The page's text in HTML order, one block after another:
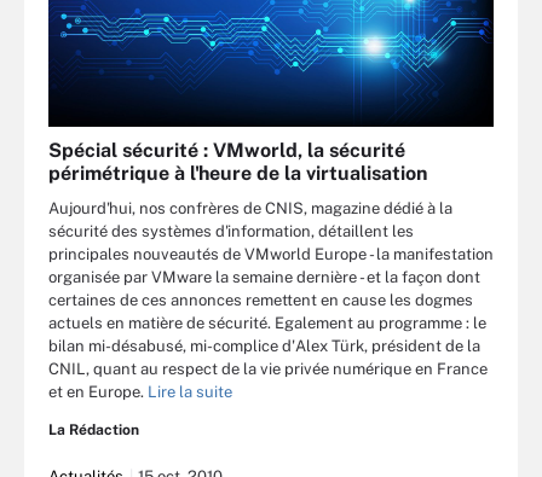
Spécial sécurité : VMworld, la sécurité
périmétrique à l'heure de la virtualisation
Aujourd'hui, nos confrères de CNIS, magazine dédié à la
sécurité des systèmes d'information, détaillent les
principales nouveautés de VMworld Europe - la manifestation
organisée par VMware la semaine dernière - et la façon dont
certaines de ces annonces remettent en cause les dogmes
actuels en matière de sécurité. Egalement au programme : le
bilan mi-désabusé, mi-complice d'Alex Türk, président de la
CNIL, quant au respect de la vie privée numérique en France
et en Europe. Lire la suite
La Rédaction